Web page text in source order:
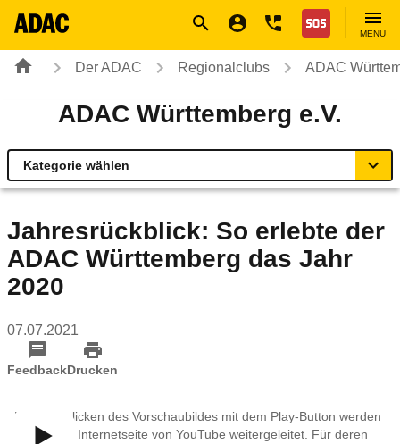
Nothilfe
MENÜ
Der ADAC Regionalclubs ADAC
ADAC Württemberg e.V.
Kategorie wählen
ADAC zu Mobilität und Verkehr
Verkehrssicherheitsprogramme
Jahresrückblick: So erlebte der
ADAC Württemberg das Jahr
2020
07.07.2021
FeedbackDrucken
Durch Anklicken des Vorschaubildes mit dem Play-Button werden
Sie auf die Internetseite von YouTube weitergeleitet. Für deren